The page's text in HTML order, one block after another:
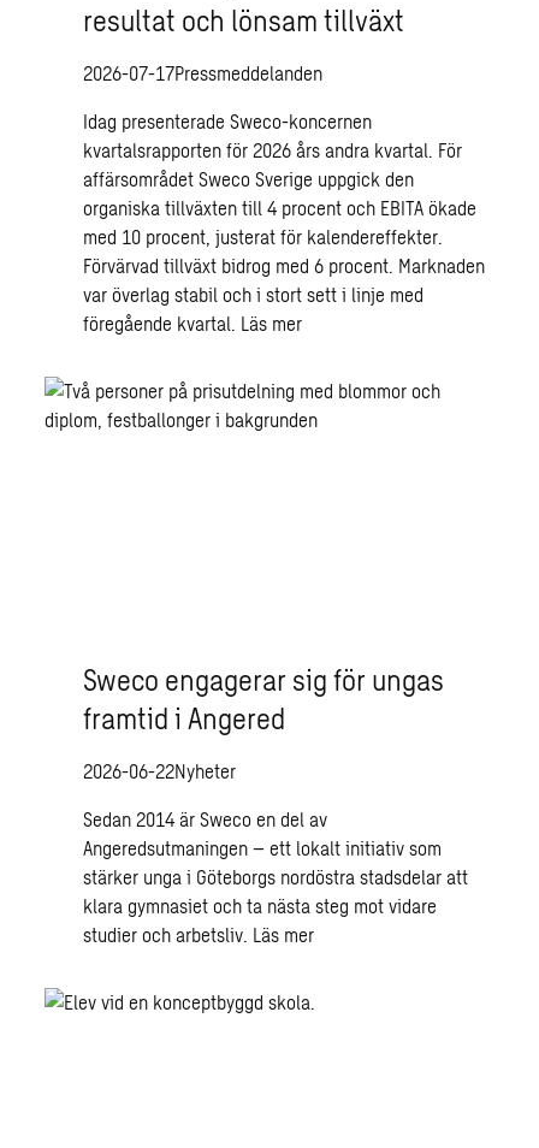
resultat och lönsam tillväxt
2026-07-17Pressmeddelanden
Idag presenterade Sweco-koncernen
kvartalsrapporten för 2026 års andra kvartal. För
affärsområdet Sweco Sverige uppgick den
organiska tillväxten till 4 procent och EBITA ökade
med 10 procent, justerat för kalendereffekter.
Förvärvad tillväxt bidrog med 6 procent. Marknaden
var överlag stabil och i stort sett i linje med
föregående kvartal. Läs mer
Sweco engagerar sig för ungas
framtid i Angered
2026-06-22Nyheter
Sedan 2014 är Sweco en del av
Angeredsutmaningen – ett lokalt initiativ som
stärker unga i Göteborgs nordöstra stadsdelar att
klara gymnasiet och ta nästa steg mot vidare
studier och arbetsliv. Läs mer